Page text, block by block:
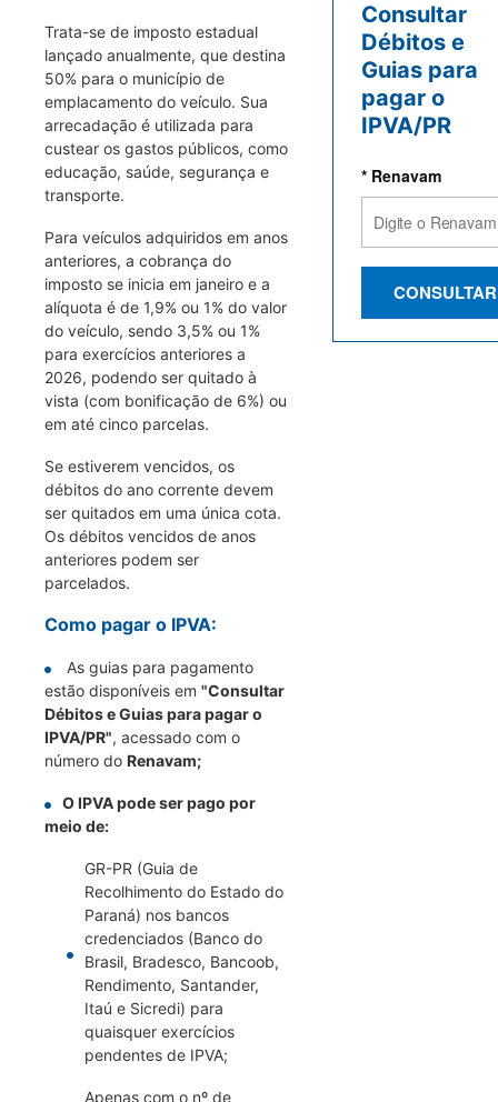
Trata-se de imposto estadual
lançado anualmente, que destina
50% para o município de
emplacamento do veículo. Sua
arrecadação é utilizada para
custear os gastos públicos, como
educação, saúde, segurança e
transporte.
Para veículos adquiridos em anos
anteriores, a cobrança do
imposto se inicia em janeiro e a
alíquota é de 1,9% ou 1% do valor
do veículo, sendo 3,5% ou 1%
para exercícios anteriores a
2026, podendo ser quitado à
vista (com bonificação de 6%) ou
em até cinco parcelas.
Se estiverem vencidos, os
débitos do ano corrente devem
ser quitados em uma única cota.
Os débitos vencidos de anos
anteriores podem ser
parcelados.
Como pagar o IPVA:
As guias para pagamento
estão disponíveis em "Consultar
Débitos e Guias para pagar o
IPVA/PR", acessado com o
número do Renavam;
O IPVA pode ser pago por
meio de:
GR-PR (Guia de
Recolhimento do Estado do
Paraná) nos bancos
credenciados (Banco do
Brasil, Bradesco, Bancoob,
Rendimento, Santander,
Itaú e Sicredi) para
quaisquer exercícios
pendentes de IPVA;
Apenas com o nº de
Consultar
Débitos e
Guias para
pagar o
IPVA/PR
* Renavam
CONSULTAR